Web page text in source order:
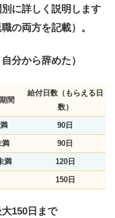
に詳しく説明します
の両方を記載）。
分から辞めた）
間
給付日数（もらえる日
数）
90日
満 90日
満 120日
150日
150日まで